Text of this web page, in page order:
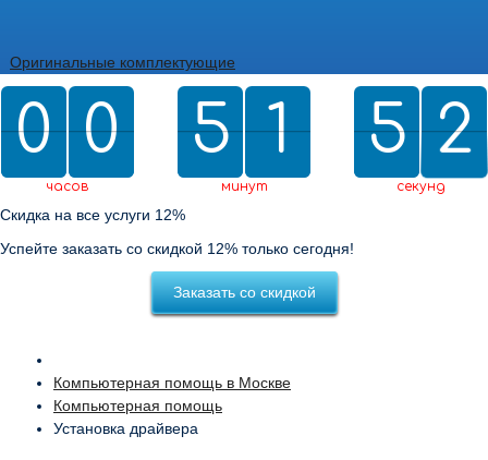
Оригинальные комплектующие
0
0 0
0
часов
5
5 2
1
1
2
минут
0
5
5
0 2
1
1
2
секунд
Скидка на все услуги 12%
Успейте заказать со скидкой 12% только сегодня!
Заказать со скидкой
Компьютерная помощь в Москве
Компьютерная помощь
Установка драйвера